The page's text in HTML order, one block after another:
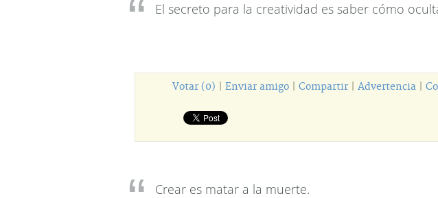
El secreto para la creatividad es saber cómo
Votar (0) Enviar amigo Compartir Advertencia
Crear es matar a la muerte.